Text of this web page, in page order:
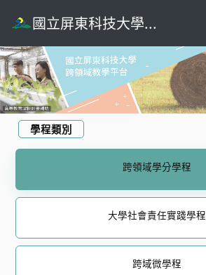
國立屏東科技大學跨領域教學平台
輪播圖片
跨領域教學平台首頁
學程類別
跨領域學分學程
大學社會責任實踐學程
跨域微學程